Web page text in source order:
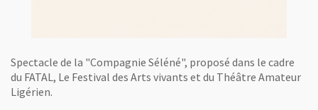
Spectacle de la "Compagnie Séléné", proposé dans le cadre
du FATAL, Le Festival des Arts vivants et du Théâtre Amateur
Ligérien.